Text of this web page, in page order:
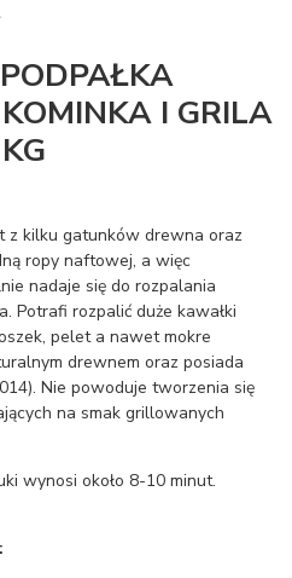
I GRILA
z kilku gatunków drewna oraz
ropy naftowej, a więc
nadaje się do rozpalania
Potrafi rozpalić duże kawałki
pelet a nawet mokre
drewnem oraz posiada
Nie powoduje tworzenia się
na smak grillowanych
wynosi około 8-10 minut.